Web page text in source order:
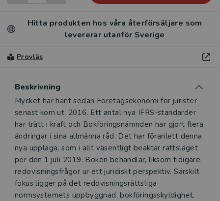
Hitta produkten hos våra återförsäljare som
levererar utanför Sverige
Provläs
Beskrivning
Beskrivning
Mycket har hänt sedan Företagsekonomi för jurister
senast kom ut, 2016. Ett antal nya IFRS-standarder
har trätt i kraft och Bokföringsnämnden har gjort flera
ändringar i sina allmänna råd. Det har föranlett denna
nya upplaga, som i allt väsentligt beaktar rättsläget
per den 1 juli 2019. Boken behandlar, liksom tidigare,
redovisningsfrågor ur ett juridiskt perspektiv. Särskilt
fokus ligger på det redovisningsrättsliga
normsystemets uppbyggnad, bokföringsskyldighet,